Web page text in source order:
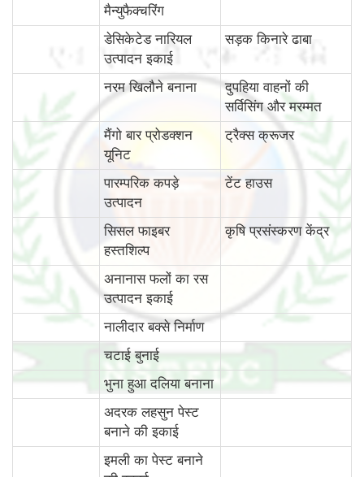
मैन्युफैक्चरिंग
डेसिकेटेड नारियल
उत्पादन इकाई
सड़क किनारे ढाबा
नरम खिलौने बनाना
दुपहिया वाहनों की
सर्विसिंग और मरम्मत
मैंगो बार प्रोडक्शन
यूनिट
ट्रैक्स क्रूजर
पारम्‍परिक कपड़े
उत्पादन
टेंट हाउस
सिसल फाइबर
हस्तशिल्प
कृषि प्रसंस्करण केंद्र
अनानास फलों का रस
उत्पादन इकाई
नालीदार बक्से निर्माण
चटाई बुनाई
भुना हुआ दलिया बनाना
अदरक लहसुन पेस्ट
बनाने की इकाई
इमली का पेस्ट बनाने